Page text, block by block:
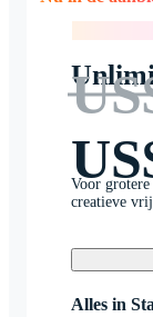
Voor grotere
creatieve
Alles in